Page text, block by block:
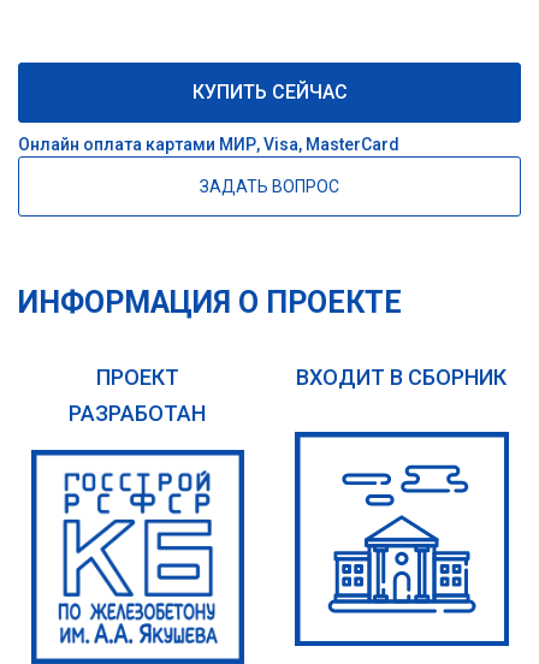
КУПИТЬ СЕЙЧАС
Онлайн оплата картами МИР, Visa, MasterCard
ЗАДАТЬ ВОПРОС
ИНФОРМАЦИЯ О ПРОЕКТЕ
ПРОЕКТ
РАЗРАБОТАН
ВХОДИТ В СБОРНИК